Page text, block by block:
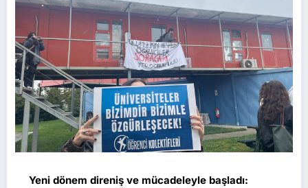
Yeni dönem direniş ve mücadeleyle başladı: